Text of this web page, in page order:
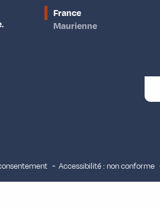
France
Maurienne
Accessibilité : non conforme